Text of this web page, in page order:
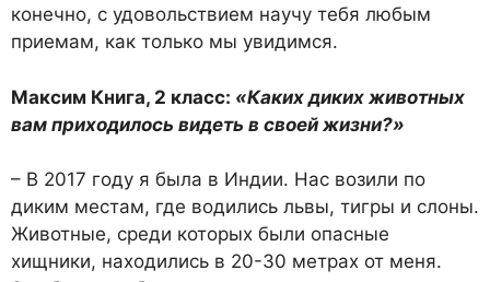
конечно, с удовольствием научу тебя любым
приемам, как толь­ко мы увидимся.
Максим Книга, 2 класс: «Каких диких животных
вам приходилось видеть в своей жизни?»
– В 2017 году я была в Индии. Нас возили по
диким местам, где водились львы, тигры и сло­ны.
Животные, среди которых были опасные
хищники, нахо­дились в 20-30 метрах от меня.